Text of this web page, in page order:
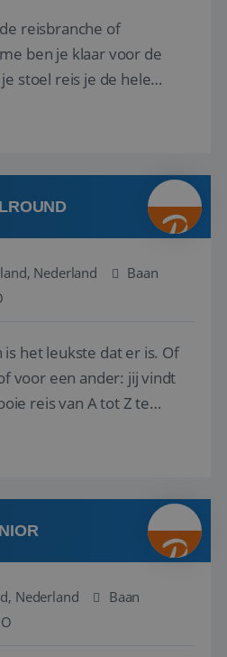
reisbranche of
ben je klaar voor de
stoel reis je de hele
klant en wat er in de
om die droomreis te
Nederland
Baan
is het leukste dat er is. Of
voor een ander: jij vindt
reis van A tot Z te
prachtige plekjes op
om vragen ...
Nederland
Baan